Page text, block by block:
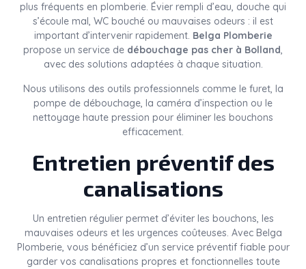
plus fréquents en plomberie. Évier rempli d’eau, douche qui
s’écoule mal, WC bouché ou mauvaises odeurs : il est
important d’intervenir rapidement. Belga Plomberie
propose un service de débouchage pas cher à Bolland,
avec des solutions adaptées à chaque situation.
Nous utilisons des outils professionnels comme le furet, la
pompe de débouchage, la caméra d’inspection ou le
nettoyage haute pression pour éliminer les bouchons
efficacement.
Entretien préventif des
canalisations
Un entretien régulier permet d’éviter les bouchons, les
mauvaises odeurs et les urgences coûteuses. Avec Belga
Plomberie, vous bénéficiez d’un service préventif fiable pour
garder vos canalisations propres et fonctionnelles toute